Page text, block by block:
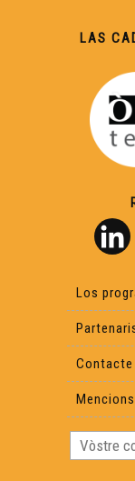
Lo
LAS
Los
Contacte